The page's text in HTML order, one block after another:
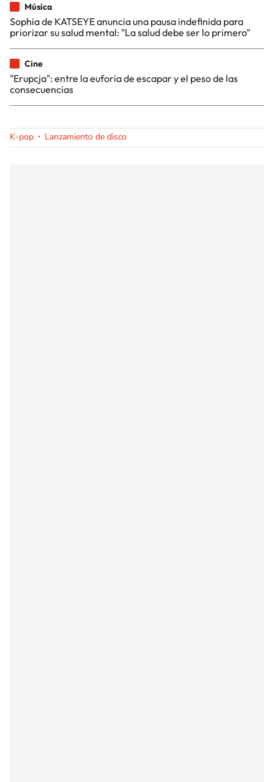
Música
Sophia de KATSEYE anuncia una pausa indefinida para
priorizar su salud mental: "La salud debe ser lo primero"
Cine
"Erupcja": entre la euforia de escapar y el peso de las
consecuencias
K-pop Lanzamiento de disco